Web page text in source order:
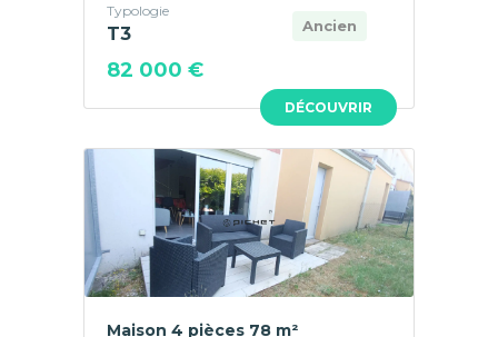
DÉCOUVRIR
Ancien
Typologie
T3
82 000 €
Maison 4 pièces 78 m²